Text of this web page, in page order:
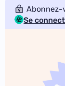
Abonnez-
Se